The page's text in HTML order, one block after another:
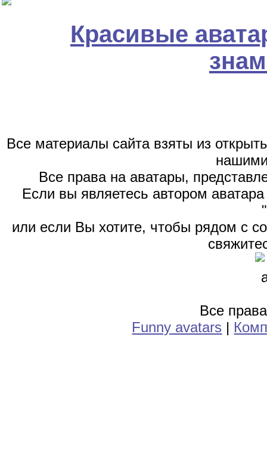
Красивые
Все материалы сайта взяты из
Все права на аватары,
Если вы являетесь автором
или если Вы хотите, чтобы рядом с
Все
Funny avatars |